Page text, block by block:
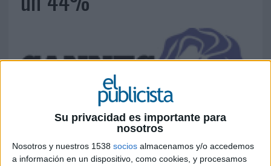
Su privacidad es importante para
nosotros
Nosotros y nuestros 1538 socios almacenamos y/o accedemos
a información en un dispositivo, como cookies, y procesamos